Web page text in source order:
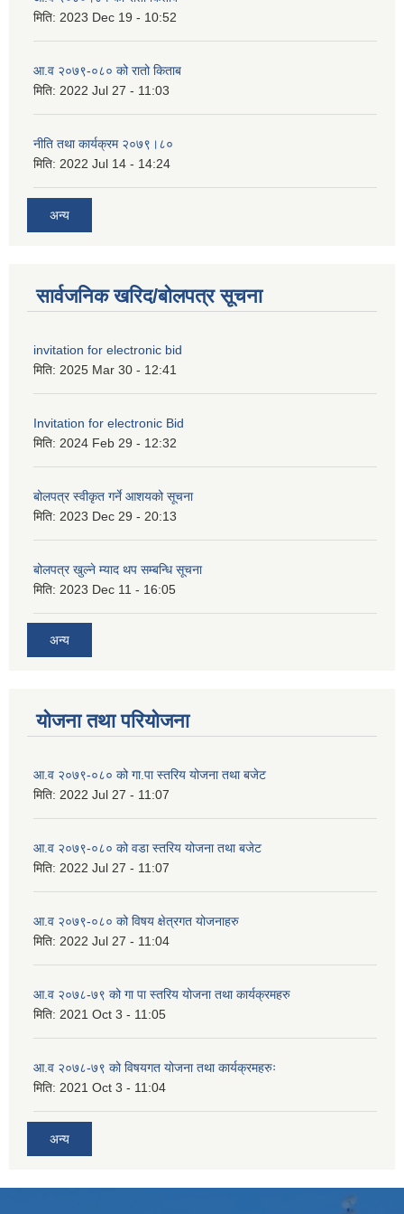
मिति: 2023 Dec 19 - 10:52
आ.व २०७९-०८० को रातो किताब
मिति: 2022 Jul 27 - 11:03
नीति तथा कार्यक्रम २०७९।८०
मिति: 2022 Jul 14 - 14:24
अन्य
सार्वजनिक खरिद/बोलपत्र सूचना
invitation for electronic bid
मिति: 2025 Mar 30 - 12:41
Invitation for electronic Bid
मिति: 2024 Feb 29 - 12:32
बोलपत्र स्वीकृत गर्ने आशयको सूचना
मिति: 2023 Dec 29 - 20:13
बोलपत्र खुल्ने म्याद थप सम्बन्धि सूचना
मिति: 2023 Dec 11 - 16:05
अन्य
योजना तथा परियोजना
आ.व २०७९-०८० को गा.पा स्तरिय योजना तथा बजेट
मिति: 2022 Jul 27 - 11:07
आ.व २०७९-०८० को वडा स्तरिय योजना तथा बजेट
मिति: 2022 Jul 27 - 11:07
आ.व २०७९-०८० को विषय क्षेत्रगत योजनाहरु
मिति: 2022 Jul 27 - 11:04
आ.व २०७८-७९ को गा पा स्तरिय योजना तथा कार्यक्रमहरु
मिति: 2021 Oct 3 - 11:05
आ.व २०७८-७९ को विषयगत योजना तथा कार्यक्रमहरुः
मिति: 2021 Oct 3 - 11:04
अन्य